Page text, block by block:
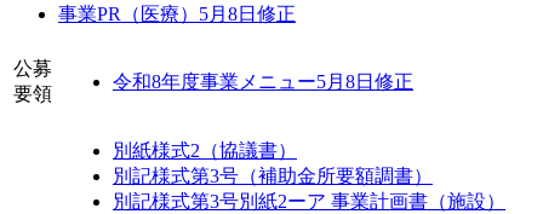
事業PR（医療）5月8日修正
公募
要領
令和8年度事業メニュー5月8日修正
別紙様式2（協議書）
別記様式第3号（補助金所要額調書）
別記様式第3号別紙2ーア 事業計画書（施設）